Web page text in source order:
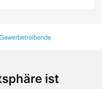
ist